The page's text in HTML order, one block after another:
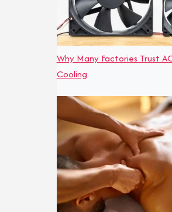
Why Many Factories Trust
Cooling